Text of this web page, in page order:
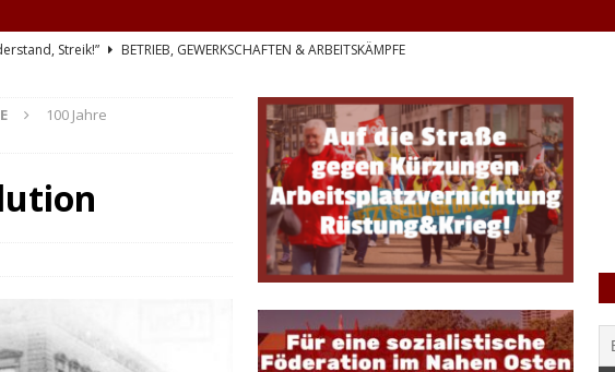
Streik!”
BETRIEB, GEWERKSCHAFTEN & ARBEITSKÄMPFE
Aufstand im pakistanisch verwalteten Kaschmir
INTERNATIONALES
THEORIE & GESCHICHTE
ein lebendiges Forum für marxistische Diskussionen und Debatten
100 Jahre